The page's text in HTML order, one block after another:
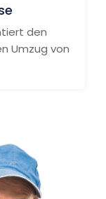
den
Umzug von